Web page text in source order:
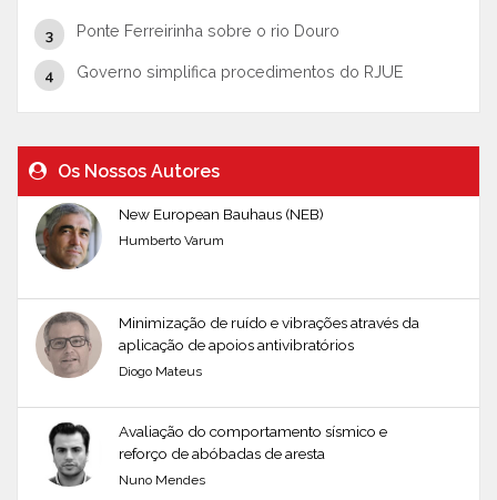
Ponte Ferreirinha sobre o rio Douro
Governo simplifica procedimentos do RJUE
Os Nossos Autores
New European Bauhaus (NEB)
Humberto Varum
Minimização de ruído e vibrações através da
aplicação de apoios antivibratórios
Diogo Mateus
Avaliação do comportamento sísmico e
reforço de abóbadas de aresta
Nuno Mendes